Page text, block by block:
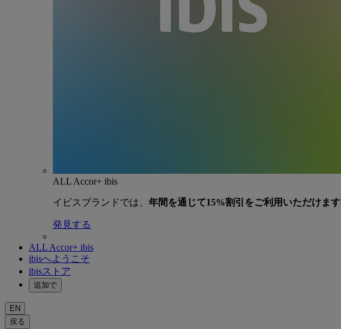
ALL Accor+ ibis
イビスブランドでは、 年間を通じて15%割引をご利用いただけます
発見する
ALL Accor+ ibis
ibisへようこそ
ibisストア
追加で
EN
戻る